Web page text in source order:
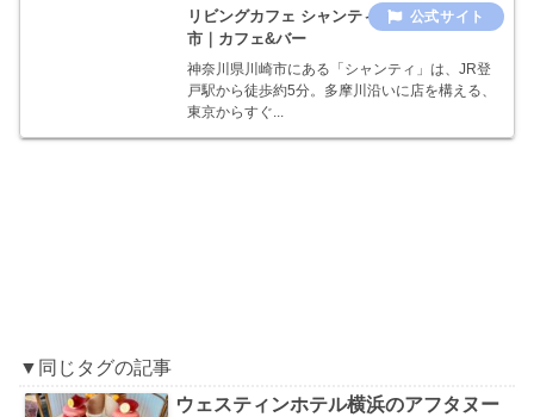
リビングカフェ シャンティ｜神奈川県川崎
市｜カフェ&バー
神奈川県川崎市にある「シャンティ」は、JR登
戸駅から徒歩約5分。多摩川沿いに店を構える、
東京からすぐ...
▼同じタグの記事
ウェスティンホテル横浜のアフタヌー